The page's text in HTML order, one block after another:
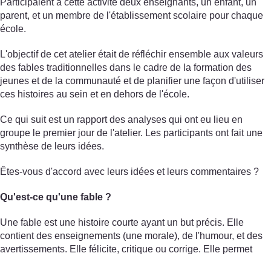
Participaient à cette activité deux enseignants, un enfant, un
parent, et un membre de l'établissement scolaire pour chaque
école.
L'objectif de cet atelier était de réfléchir ensemble aux valeurs
des fables traditionnelles dans le cadre de la formation des
jeunes et de la communauté et de planifier une façon d'utiliser
ces histoires au sein et en dehors de l'école.
Ce qui suit est un rapport des analyses qui ont eu lieu en
groupe le premier jour de l'atelier. Les participants ont fait une
synthèse de leurs idées.
Êtes-vous d'accord avec leurs idées et leurs commentaires ?
Qu'est-ce qu'une fable ?
Une fable est une histoire courte ayant un but précis. Elle
contient des enseignements (une morale), de l'humour, et des
avertissements. Elle félicite, critique ou corrige. Elle permet